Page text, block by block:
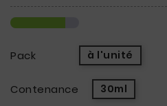
Pack à l'unité
Contenance 30ml